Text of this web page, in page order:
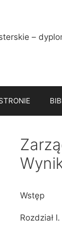
Wstęp
Rozdział